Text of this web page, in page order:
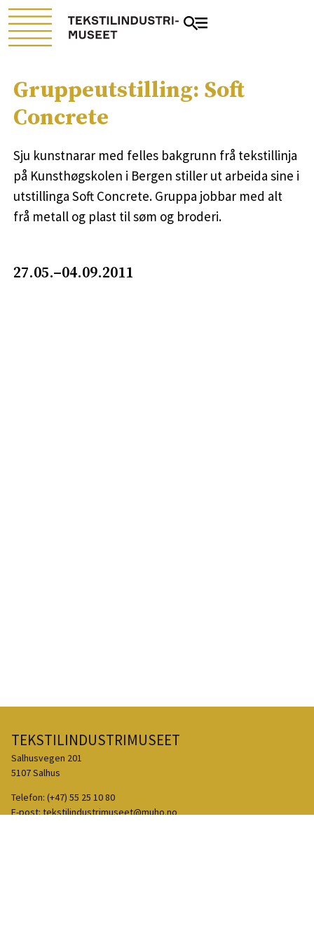
Gruppeutstilling: Soft
Concrete
Sju kunstnarar med felles bakgrunn frå tekstillinja
på Kunsthøgskolen i Bergen stiller ut arbeida sine i
utstillinga Soft Concrete. Gruppa jobbar med alt
frå metall og plast til søm og broderi.
27.05.–04.09.2011
TEKSTILINDUSTRIMUSEET
Salhusvegen 201
5107 Salhus
Telefon: (+47) 55 25 10 80
E-post:tekstilindustrimuseet@muho.no